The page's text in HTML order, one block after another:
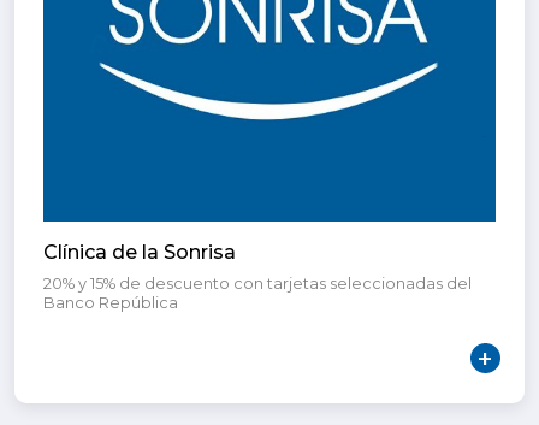
Clínica de la Sonrisa
20% y 15% de descuento con tarjetas seleccionadas del
Banco República